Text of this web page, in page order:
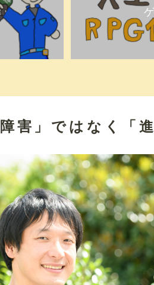
害」ではなく「